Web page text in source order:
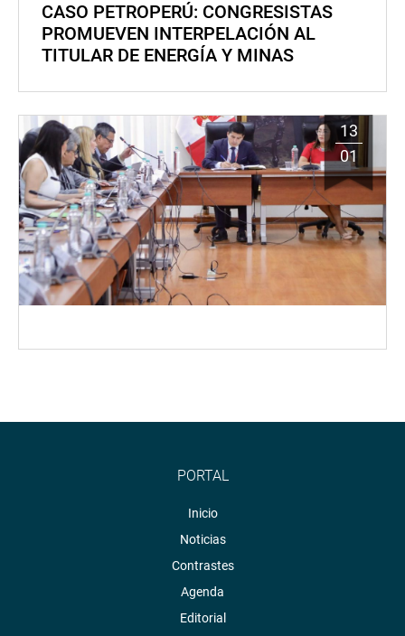
CASO PETROPERÚ: CONGRESISTAS
PROMUEVEN INTERPELACIÓN AL
TITULAR DE ENERGÍA Y MINAS
13
01
PORTAL
Inicio
Noticias
Contrastes
Agenda
Editorial